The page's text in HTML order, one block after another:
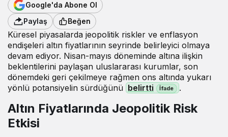
Google'da Abone Ol
Paylaş
Beğen
Küresel piyasalarda jeopolitik riskler ve enflasyon
endişeleri altın fiyatlarının seyrinde belirleyici olmaya
devam ediyor. Nisan-mayıs döneminde altına ilişkin
beklentilerini paylaşan uluslararası kurumlar, son
dönemdeki geri çekilmeye rağmen ons altında yukarı
yönlü potansiyelin sürdüğünü belirtti .
Altın Fiyatlarında Jeopolitik Risk
Etkisi